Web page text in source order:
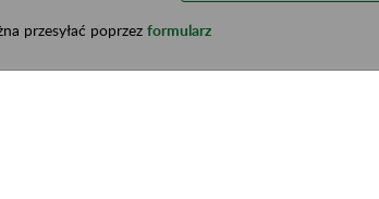
przesyłać poprzez formularz